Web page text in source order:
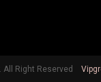
All Right Reserved